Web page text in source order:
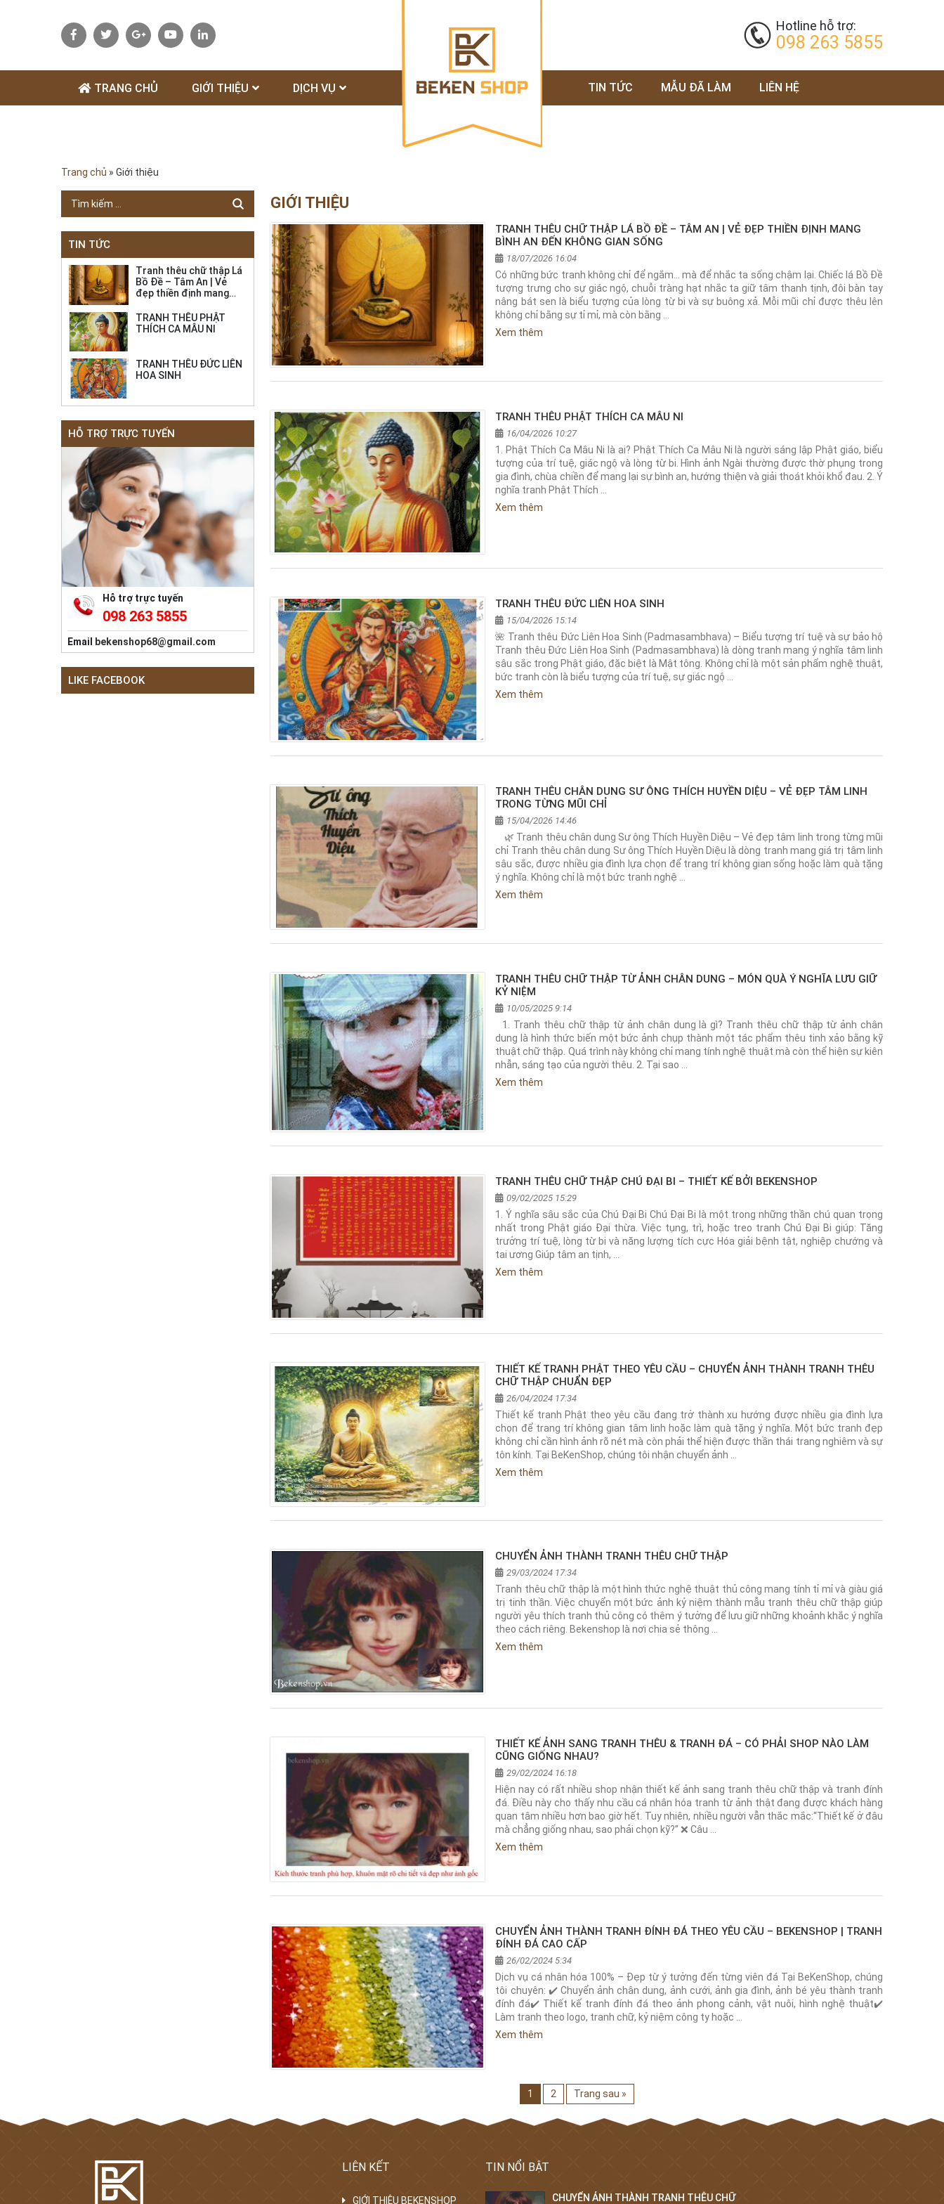
Hotline hỗ trợ:
098 263 5855
TRANG CHỦ GIỚI THIỆU DỊCH VỤ TIN TỨC MẪU ĐÃ LÀM LIÊN HỆ
Trang chủ » Giới thiệu
GIỚI THIỆU
TRANH THÊU CHỮ THẬP LÁ BỒ ĐỀ – TÂM AN | VẺ ĐẸP THIỀN ĐỊNH MANG
BÌNH AN ĐẾN KHÔNG GIAN SỐNG
18/07/2026 16:04
Có những bức tranh không chỉ để ngắm... mà để nhắc ta sống chậm lại. Chiếc lá Bồ Đề
tượng trưng cho sự giác ngộ, chuỗi tràng hạt nhắc ta giữ tâm thanh tịnh, đôi bàn tay
nâng bát sen là biểu tượng của lòng từ bi và sự buông xả. Mỗi mũi chỉ được thêu lên
không chỉ bằng sự tỉ mỉ, mà còn bằng …
Xem thêm
TRANH THÊU PHẬT THÍCH CA MÂU NI
16/04/2026 10:27
1. Phật Thích Ca Mâu Ni là ai? Phật Thích Ca Mâu Ni là người sáng lập Phật giáo, biểu
tượng của trí tuệ, giác ngộ và lòng từ bi. Hình ảnh Ngài thường được thờ phụng trong
gia đình, chùa chiền để mang lại sự bình an, hướng thiện và giải thoát khỏi khổ đau. 2. Ý
nghĩa tranh Phật Thích …
Xem thêm
TRANH THÊU ĐỨC LIÊN HOA SINH
15/04/2026 15:14
🌺 Tranh thêu Đức Liên Hoa Sinh (Padmasambhava) – Biểu tượng trí tuệ và sự bảo hộ
Tranh thêu Đức Liên Hoa Sinh (Padmasambhava) là dòng tranh mang ý nghĩa tâm linh
sâu sắc trong Phật giáo, đặc biệt là Mật tông. Không chỉ là một sản phẩm nghệ thuật,
bức tranh còn là biểu tượng của trí tuệ, sự giác ngộ …
Xem thêm
TRANH THÊU CHÂN DUNG SƯ ÔNG THÍCH HUYỀN DIỆU – VẺ ĐẸP TÂM LINH
TRONG TỪNG MŨI CHỈ
15/04/2026 14:46
🌿 Tranh thêu chân dung Sư ông Thích Huyền Diệu – Vẻ đẹp tâm linh trong từng mũi
chỉ Tranh thêu chân dung Sư ông Thích Huyền Diệu là dòng tranh mang giá trị tâm linh
sâu sắc, được nhiều gia đình lựa chọn để trang trí không gian sống hoặc làm quà tặng
ý nghĩa. Không chỉ là một bức tranh nghệ …
Xem thêm
TRANH THÊU CHỮ THẬP TỪ ẢNH CHÂN DUNG – MÓN QUÀ Ý NGHĨA LƯU GIỮ
KỶ NIỆM
10/05/2025 9:14
1. Tranh thêu chữ thập từ ảnh chân dung là gì? Tranh thêu chữ thập từ ảnh chân
dung là hình thức biến một bức ảnh chụp thành một tác phẩm thêu tinh xảo bằng kỹ
thuật chữ thập. Quá trình này không chỉ mang tính nghệ thuật mà còn thể hiện sự kiên
nhẫn, sáng tạo của người thêu. 2. Tại sao …
Xem thêm
TRANH THÊU CHỮ THẬP CHÚ ĐẠI BI – THIẾT KẾ BỞI BEKENSHOP
09/02/2025 15:29
1. Ý nghĩa sâu sắc của Chú Đại Bi Chú Đại Bi là một trong những thần chú quan trọng
nhất trong Phật giáo Đại thừa. Việc tụng, trì, hoặc treo tranh Chú Đại Bi giúp: Tăng
trưởng trí tuệ, lòng từ bi và năng lượng tích cực Hóa giải bệnh tật, nghiệp chướng và
tai ương Giúp tâm an tịnh, …
Xem thêm
THIẾT KẾ TRANH PHẬT THEO YÊU CẦU – CHUYỂN ẢNH THÀNH TRANH THÊU
CHỮ THẬP CHUẨN ĐẸP
26/04/2024 17:34
Thiết kế tranh Phật theo yêu cầu đang trở thành xu hướng được nhiều gia đình lựa
chọn để trang trí không gian tâm linh hoặc làm quà tặng ý nghĩa. Một bức tranh đẹp
không chỉ cần hình ảnh rõ nét mà còn phải thể hiện được thần thái trang nghiêm và sự
tôn kính. Tại BeKenShop, chúng tôi nhận chuyển ảnh …
Xem thêm
CHUYỂN ẢNH THÀNH TRANH THÊU CHỮ THẬP
29/03/2024 17:34
Tranh thêu chữ thập là một hình thức nghệ thuật thủ công mang tính tỉ mỉ và giàu giá
trị tinh thần. Việc chuyển một bức ảnh kỷ niệm thành mẫu tranh thêu chữ thập giúp
người yêu thích tranh thủ công có thêm ý tưởng để lưu giữ những khoảnh khắc ý nghĩa
theo cách riêng. Bekenshop là nơi chia sẻ thông …
Xem thêm
THIẾT KẾ ẢNH SANG TRANH THÊU & TRANH ĐÁ – CÓ PHẢI SHOP NÀO LÀM
CŨNG GIỐNG NHAU?
29/02/2024 16:18
Hiện nay có rất nhiều shop nhận thiết kế ảnh sang tranh thêu chữ thập và tranh đính
đá. Điều này cho thấy nhu cầu cá nhân hóa tranh từ ảnh thật đang được khách hàng
quan tâm nhiều hơn bao giờ hết. Tuy nhiên, nhiều người vẫn thắc mắc:“Thiết kế ở đâu
mà chẳng giống nhau, sao phải chọn kỹ?” ❌ Câu …
Xem thêm
CHUYỂN ẢNH THÀNH TRANH ĐÍNH ĐÁ THEO YÊU CẦU – BEKENSHOP | TRANH
ĐÍNH ĐÁ CAO CẤP
26/02/2024 5:34
Dịch vụ cá nhân hóa 100% – Đẹp từ ý tưởng đến từng viên đá Tại BeKenShop, chúng
tôi chuyên: ✔️ Chuyển ảnh chân dung, ảnh cưới, ảnh gia đình, ảnh bé yêu thành tranh
đính đá✔️ Thiết kế tranh đính đá theo ảnh phong cảnh, vật nuôi, hình nghệ thuật✔️
Làm tranh theo logo, tranh chữ, kỷ niệm công ty hoặc …
Xem thêm
1 2 Trang sau »
TIN TỨC
Tranh thêu chữ thập Lá
Bồ Đề – Tâm An | Vẻ
đẹp thiền định mang
sống
TRANH THÊU PHẬT
THÍCH CA MÂU NI
TRANH THÊU ĐỨC LIÊN
HOA SINH
HỖ TRỢ TRỰC TUYẾN
Hỗ trợ trực tuyến
098 263 5855
Email bekenshop68@gmail.com
LIKE FACEBOOK
LIÊN KẾT
GIỚI THIỆU BEKENSHOP
TIN NỔI BẬT
CHUYỂN ẢNH THÀNH TRANH THÊU CHỮ